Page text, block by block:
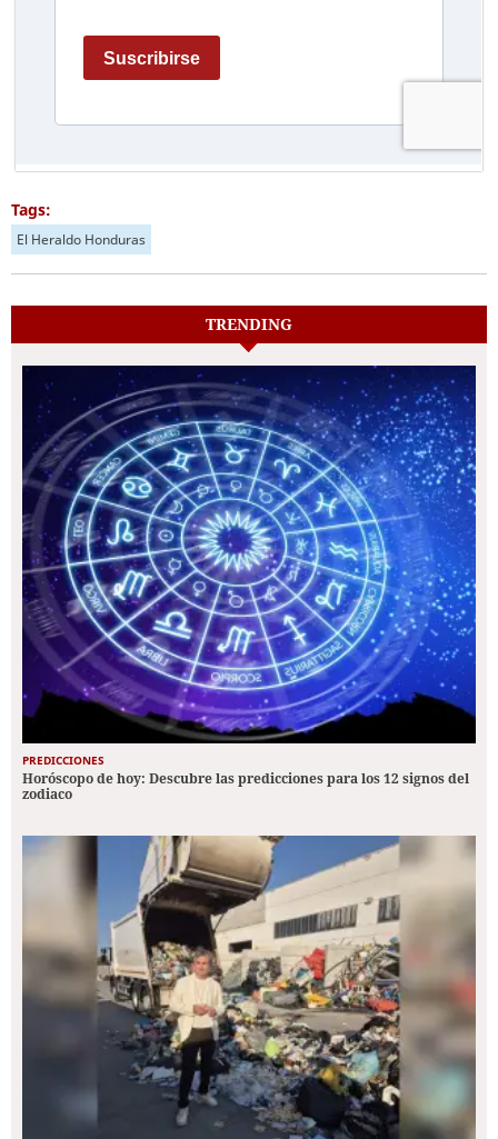
Tags:
El Heraldo Honduras
TRENDING
PREDICCIONES
Horóscopo de hoy: Descubre las predicciones para los 12 signos del
zodiaco